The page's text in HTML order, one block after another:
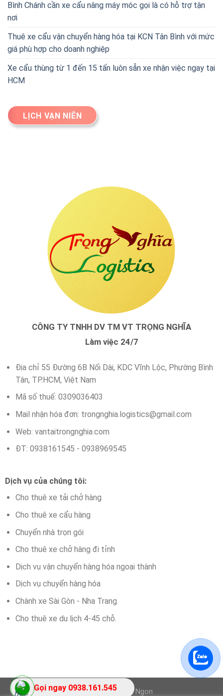
Bình Chánh cần xe cẩu nâng máy móc gọi là có hỗ trợ tận
nơi
Thuê xe cẩu vận chuyển hàng hóa tại KCN Tân Bình với mức
giá phù hợp cho doanh nghiệp
Xe cẩu thùng từ 1 đến 15 tấn luôn sẵn xe nhận việc ngay tại
HCM
LỊCH VẠN NIÊN
CÔNG TY TNHH DV TM VT TRỌNG NGHĨA
Làm việc 24/7
Địa chỉ 55 Đường 6B Nối Dài, KDC Vĩnh Lộc, Phường Bình
Tân, TP.HCM, Việt Nam
Mã số thuế: 0309036403
Mail nhận hóa đơn: trongnghia.logistics@gmail.com
Web: vantaitrongnghia.com
ĐT: 0938161545 - 0938969545
Dịch vụ của chúng tôi:
Cho thuê xe tải chở hàng
Cho thuê xe cẩu hàng
Chuyển nhà trọn gói
Cho thuê xe chở hàng đi tỉnh
Dịch vụ vận chuyển hàng hóa ngoại thành
Dịch vụ chuyển hàng hóa
Chành xe Sài Gòn - Nha Trang
Cho thuê xe du lịch 4-45 chỗ.
Thiết kế bởi Design Ngon
Gọi ngay 0938.161.545